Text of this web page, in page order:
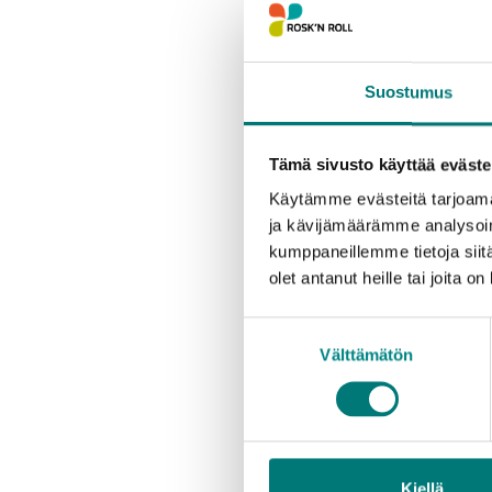
Suostumus
Tämä sivusto käyttää
Käytämme evästeitä
ja kävijämäärämme
kumppaneillemme tietoja
olet antanut heille tai joita
Välttämätön
siinä